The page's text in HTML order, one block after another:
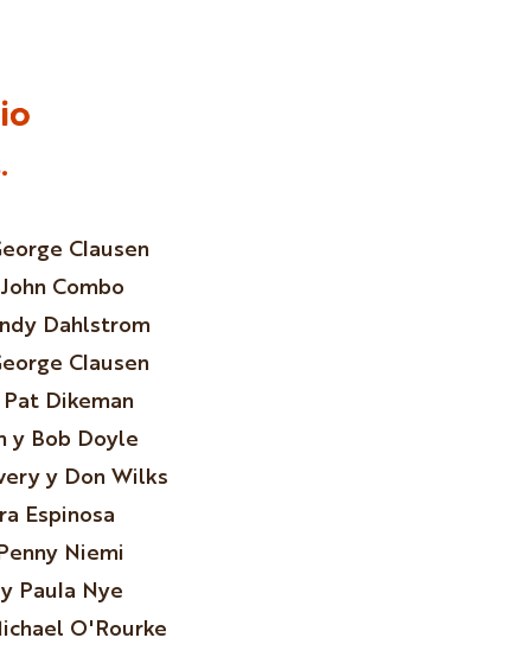
Clausen
Combo
Dahlstrom
Clausen
Dikeman
y Bob Doyle
y Don Wilks
Espinosa
Niemi
Paula Nye
O'Rourke